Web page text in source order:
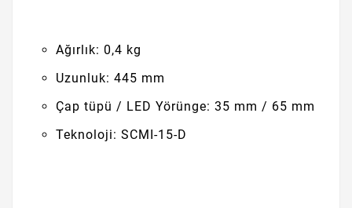
Ağırlık: 0,4 kg
Uzunluk: 445 mm
Çap tüpü / LED Yörünge: 35 mm / 65 mm
Teknoloji: SCMI-15-D